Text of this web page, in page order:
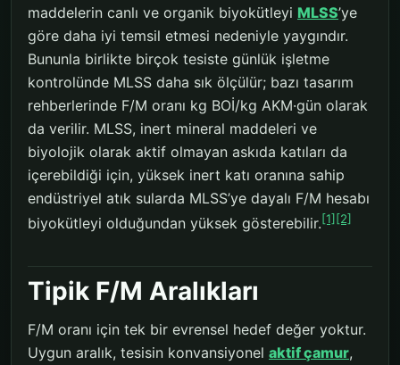
maddelerin canlı ve organik biyokütleyi MLSS’ye
göre daha iyi temsil etmesi nedeniyle yaygındır.
Bununla birlikte birçok tesiste günlük işletme
kontrolünde MLSS daha sık ölçülür; bazı tasarım
rehberlerinde F/M oranı kg BOİ/kg AKM·gün olarak
da verilir. MLSS, inert mineral maddeleri ve
biyolojik olarak aktif olmayan askıda katıları da
içerebildiği için, yüksek inert katı oranına sahip
endüstriyel atık sularda MLSS’ye dayalı F/M hesabı
biyokütleyi olduğundan yüksek gösterebilir.[1] [2]
Tipik F/M Aralıkları
F/M oranı için tek bir evrensel hedef değer yoktur.
Uygun aralık, tesisin konvansiyonel aktif çamur,